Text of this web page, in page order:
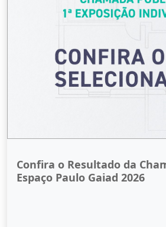
Confira o Resultado da
Espaço Paulo Gaiad 2026